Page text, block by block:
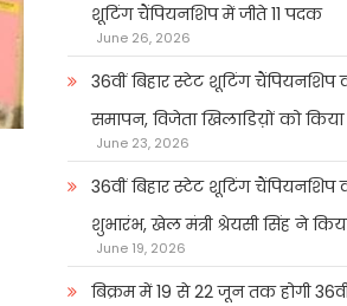
शूटिंग चैंपियनशिप में जीते 11 पदक
June 26, 2026
36वीं बिहार स्टेट शूटिंग चैंपियनशिप
समापन, विजेता खिलाडिय़ों को
June 23, 2026
36वीं बिहार स्टेट शूटिंग चैंपियनशिप
शुभारंभ, खेल मंत्री श्रेयसी सिंह ने
June 19, 2026
बिक्रम में 19 से 22 जून तक होगी